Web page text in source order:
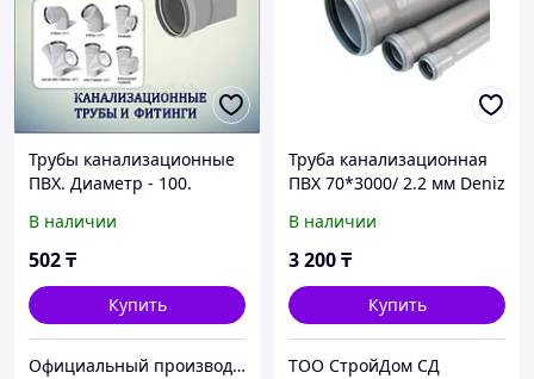
Трубы канализационные
ПВХ. Диаметр - 100.
см)
В наличии
502₸
Купить
Официальный производитель и дистрибьютор пластиковых труб Deniz и оконного профиля Wuko
Труба канализационная
ПВХ 70*3000/ 2.2 мм Deniz
В наличии
3 200₸
Купить
TOO CтpoйДoм CД